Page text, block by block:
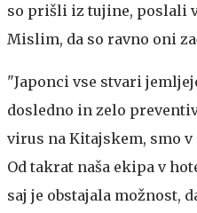
so prišli iz tujine, poslali
Mislim, da so ravno oni
"Japonci vse stvari
dosledno in zelo
virus na Kitajskem, smo
Od takrat naša ekipa v
saj je obstajala možnost,